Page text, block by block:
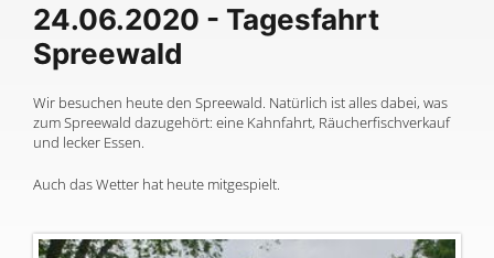
24.06.2020 - Tagesfahrt
Spreewald
Wir besuchen heute den Spreewald. Natürlich ist alles dabei, was
zum Spreewald dazugehört: eine Kahnfahrt, Räucherfischverkauf
und lecker Essen.
Auch das Wetter hat heute mitgespielt.